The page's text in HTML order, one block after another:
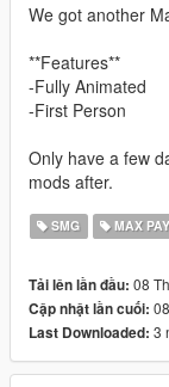
We got another
**Features**
-Fully Animated
-First Person
Only have a few
mods after.
SMG MAX
Tải lên lần đầu: 08
Cập nhật lần cuối:
Last Downloaded: 3